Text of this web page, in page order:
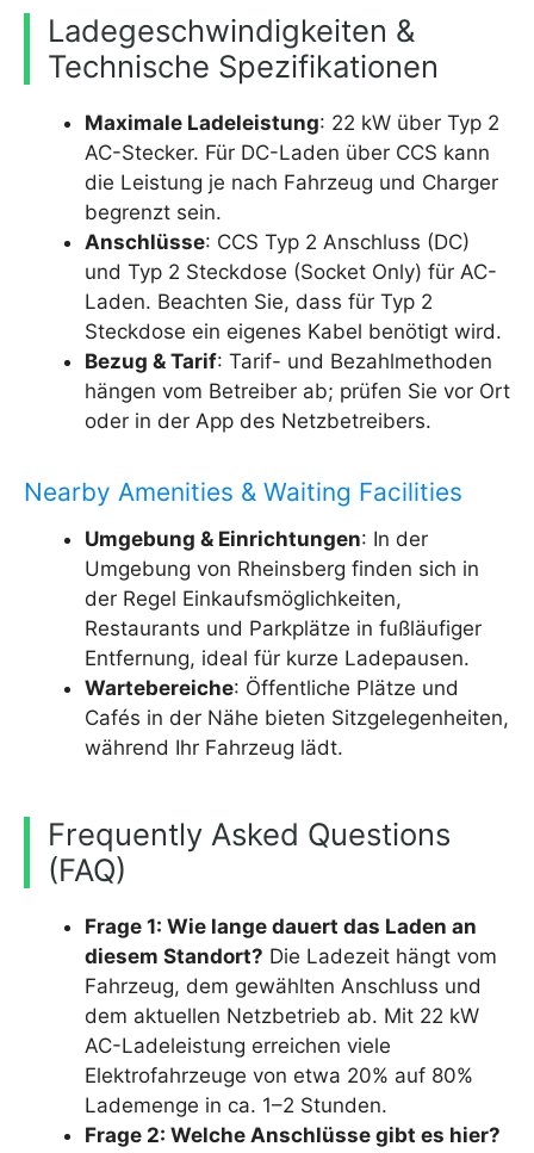
Ladegeschwindigkeiten &
Technische Spezifikationen
Maximale Ladeleistung: 22 kW über Typ 2
AC-Stecker. Für DC-Laden über CCS kann
die Leistung je nach Fahrzeug und Charger
begrenzt sein.
Anschlüsse: CCS Typ 2 Anschluss (DC)
und Typ 2 Steckdose (Socket Only) für AC-
Laden. Beachten Sie, dass für Typ 2
Steckdose ein eigenes Kabel benötigt wird.
Bezug & Tarif: Tarif- und Bezahlmethoden
hängen vom Betreiber ab; prüfen Sie vor Ort
oder in der App des Netzbetreibers.
Nearby Amenities & Waiting Facilities
Umgebung & Einrichtungen: In der
Umgebung von Rheinsberg finden sich in
der Regel Einkaufsmöglichkeiten,
Restaurants und Parkplätze in fußläufiger
Entfernung, ideal für kurze Ladepausen.
Wartebereiche: Öffentliche Plätze und
Cafés in der Nähe bieten Sitzgelegenheiten,
während Ihr Fahrzeug lädt.
Frequently Asked Questions
(FAQ)
Frage 1: Wie lange dauert das Laden an
diesem Standort? Die Ladezeit hängt vom
Fahrzeug, dem gewählten Anschluss und
dem aktuellen Netzbetrieb ab. Mit 22 kW
AC-Ladeleistung erreichen viele
Elektrofahrzeuge von etwa 20% auf 80%
Lademenge in ca. 1–2 Stunden.
Frage 2: Welche Anschlüsse gibt es hier?